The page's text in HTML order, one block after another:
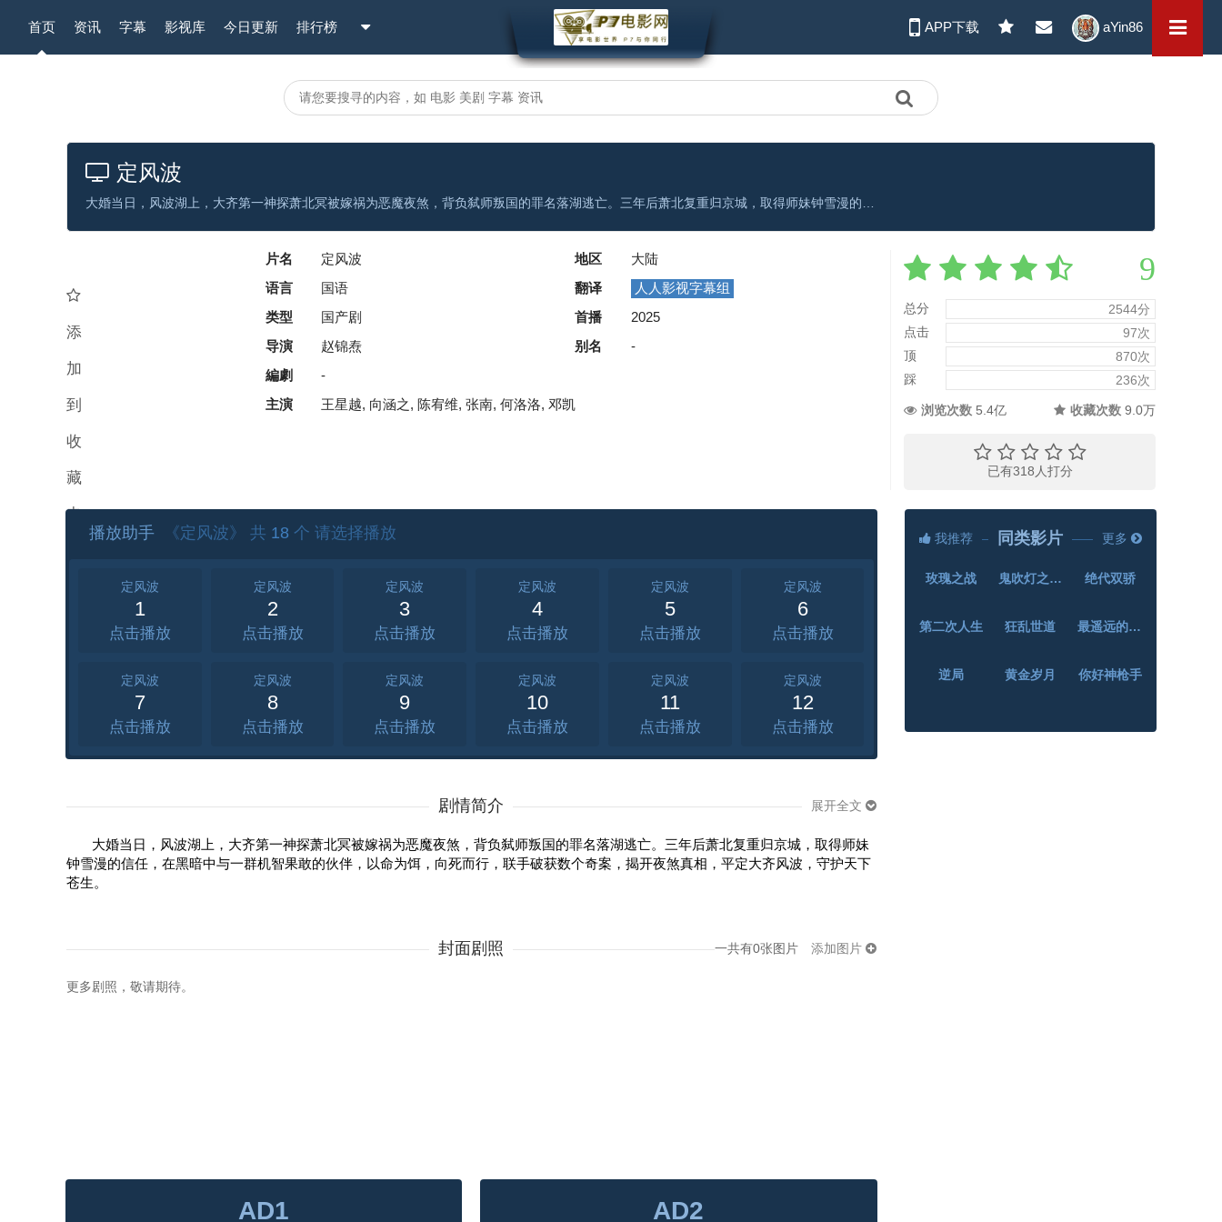
首页 资讯 字幕 影视库 今日更新 排行榜 APP下载 aYin86
定风波
添
加
到
收
藏
夹
片名 定风波 地区
大陆
语言
国语 翻译
人人影视字幕组
类型
国产剧 首播
2025
导演
赵锦焘 别名
-
編劇
-
主演
王星越, 向涵之, 陈宥维, 张南, 何洛洛, 邓凯
9
总分
2544分
点击
97次
顶
870次
踩
236次
浏览次数 5.4亿 收藏次数 9.0万
已有318 人打分
播放助手 《定风波》 共 18 个 请选择播放
定风波
1
点击
定风波
2
点击
定风波
3
点击
定风波
4
点击
定风波
5
点击
定风波
6
点击
定风波
7
点击
定风波
8
点击
定风波
9
点击
定风波
10
点击
定风波
11
点击
定风波
12
点击
18
剧情简介 展开全文
大婚当日，风波湖上，大齐第一神探萧北冥被嫁祸为恶魔夜煞，背负弑师叛国的罪名落湖逃亡。三年后萧北复重归京城，取得师妹
钟雪漫的信任，在黑暗中与一群机智果敢的伙伴，以命为饵，向死而行，联手破获数个奇案，揭开夜煞真相，平定大齐风波，守护天下
苍生。
封面剧照 一共有0张图片 添加图片
更多剧照，敬请期待。
AD1 AD2
我推荐 同类影片 更多
玫瑰之战 鬼吹灯之云南虫谷 绝代双骄
第二次人生 狂乱世道 最遥远的距离
逆局 黄金岁月 你好神枪手